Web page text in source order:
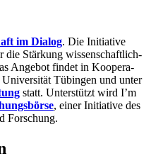
im Dia­log. Die Ini­ti­at­ive
die Stärkung wis­senschaft­lich­
Ange­bot fin­d­et in Koop­er­a­
Uni­versität Tübin­gen und unter
statt. Unter­stützt wird I’m
, ein­er Ini­ti­at­ive des
Forschung.